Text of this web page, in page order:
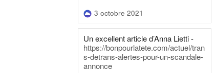
3 octobre 2021
Un excellent article d’Anna Lietti -
https://bonpourlatete.com/actuel/tran
s-detrans-alertes-pour-un-scandale-
annonce